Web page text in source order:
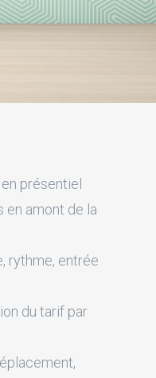
présentiel
en amont de la
rythme, entrée
du tarif par